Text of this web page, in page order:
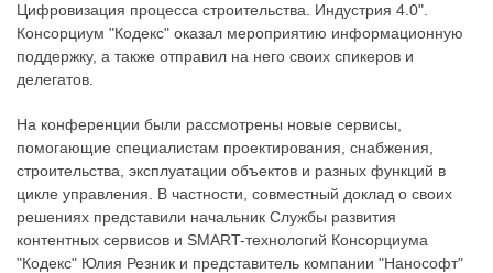
Цифровизация процесса строительства. Индустрия 4.0".
Консорциум "Кодекс" оказал мероприятию информационную
поддержку, а также отправил на него своих спикеров и
делегатов.
На конференции были рассмотрены новые сервисы,
помогающие специалистам проектирования, снабжения,
строительства, эксплуатации объектов и разных функций в
цикле управления. В частности, совместный доклад о своих
решениях представили начальник Службы развития
контентных сервисов и SMART-технологий Консорциума
"Кодекс" Юлия Резник и представитель компании "Нанософт"